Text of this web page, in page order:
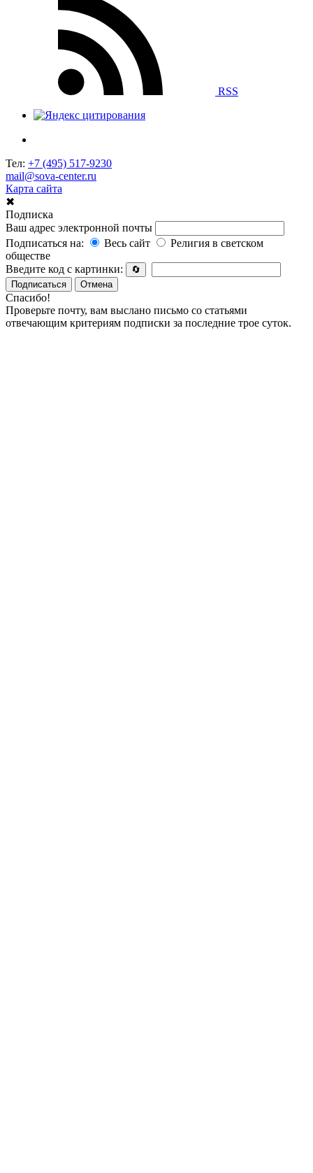
RSS
Тел: +7 (495) 517-9230
mail@sova-center.ru
Карта сайта
✖
Подписка
Ваш адрес электронной почты
Подписаться на:
Весь сайт
Религия в светском
обществе
Введите код с картинки:
🔄
Подписаться
Отмена
Спасибо!
Проверьте почту, вам выслано письмо со статьями
отвечающим критериям подписки за последние трое суток.